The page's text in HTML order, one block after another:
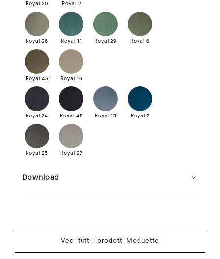
Royal 20 Royal 2
Royal 26 Royal 11 Royal 29 Royal 6
Royal 43 Royal 16
Royal 24 Royal 45 Royal 13 Royal 7
Royal 25 Royal 27
Download
Vedi tutti i prodotti Moquette